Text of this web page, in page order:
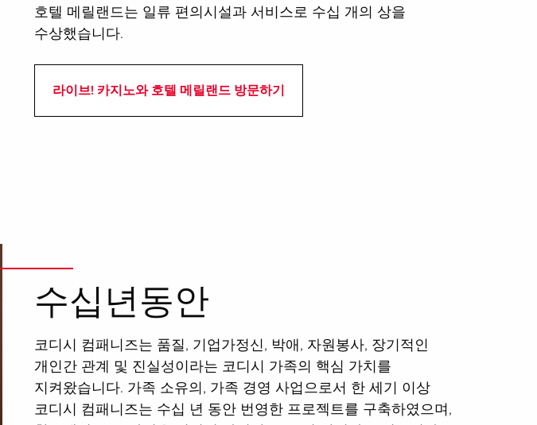
호텔 메릴랜드는 일류 편의시설과 서비스로 수십 개의 상을
수상했습니다.
라이브! 카지노와 호텔 메릴랜드 방문하기
수십년동안
코디시 컴패니즈는 품질, 기업가정신, 박애, 자원봉사, 장기적인
개인간 관계 및 진실성이라는 코디시 가족의 핵심 가치를
지켜왔습니다. 가족 소유의, 가족 경영 사업으로서 한 세기 이상
코디시 컴패니즈는 수십 년 동안 번영한 프로젝트를 구축하였으며,